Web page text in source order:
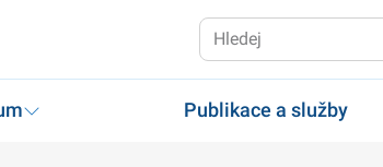
Publikace a služby